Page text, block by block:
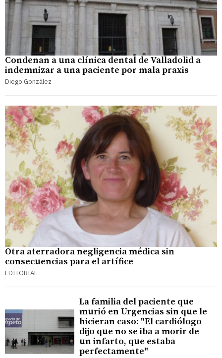
Condenan a una clínica dental de Valladolid a
indemnizar a una paciente por mala praxis
Diego González
Otra aterradora negligencia médica sin
consecuencias para el artífice
EDITORIAL
La familia del paciente que
murió en Urgencias sin que le
hicieran caso: "El cardiólogo
dijo que no se iba a morir de
un infarto, que estaba
perfectamente"